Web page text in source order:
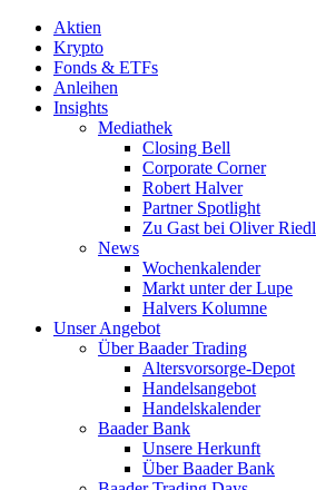
Aktien
Krypto
Fonds & ETFs
Anleihen
Insights
Mediathek
Closing Bell
Corporate Corner
Robert Halver
Partner Spotlight
Zu Gast bei Oliver Riedl
News
Wochenkalender
Markt unter der Lupe
Halvers Kolumne
Unser Angebot
Über Baader Trading
Altersvorsorge-Depot
Handelsangebot
Handelskalender
Baader Bank
Unsere Herkunft
Über Baader Bank